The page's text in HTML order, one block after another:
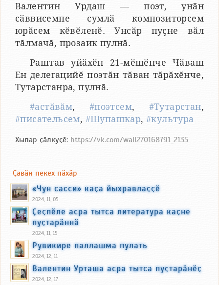
Валентин Урдаш — поэт, унӑн
сӑввисемпе сумлӑ композиторсем
юрӑсем кӗвӗленӗ. Унсӑр пуҫне вӑл
тӑлмачӑ, прозаик пулнӑ.
Раштав уйӑхӗн 21-мӗшӗнче Чӑваш
Ен делегацийӗ поэтӑн тӑван тӑрӑхӗнче,
Тутарстанра, пулнӑ.
#астӑвӑм, #поэтсем, #Тутарстан,
#писательсем, #Шупашкар,#культура
Хыпар ҫӑлкуҫӗ: https://vk.com/wall270168791_2135
Ҫавӑн пекех пӑхӑр
«Чун сасси» каҫа йыхравлаҫҫӗ
2024, 11, 05
Ҫеҫпӗле асра тытса литература каҫне
пуҫтарӑннӑ
2024, 11, 15
Рувикире паллашма пулать
2024, 12, 11
Валентин Урташа асра тытса пуҫтарӑнӗҫ
2024, 12, 17